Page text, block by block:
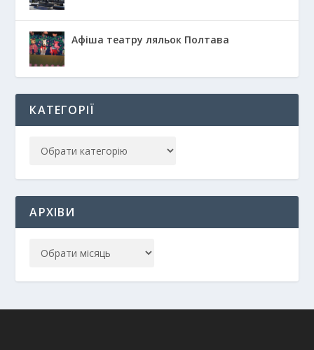
Афіша театру ляльок Полтава
КАТЕГОРІЇ
АРХІВИ